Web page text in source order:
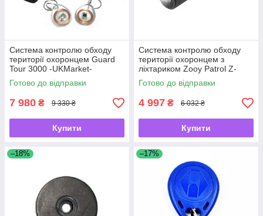
Система контролю обходу
території охоронцем Guard
Tour 3000 -UKMarket-
Готово до відправки
7 980 ₴ 9 330 ₴
Купити
Система контролю обходу
території охоронцем з
ліхтариком Zooy Patrol Z-
6600T -UKMarket-
Готово до відправки
4 997 ₴ 6 032 ₴
Купити
–18% –17%